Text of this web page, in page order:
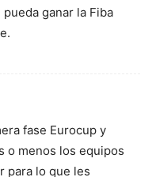
ganar la Fiba
fase Eurocup y
o menos los equipos
para lo que les